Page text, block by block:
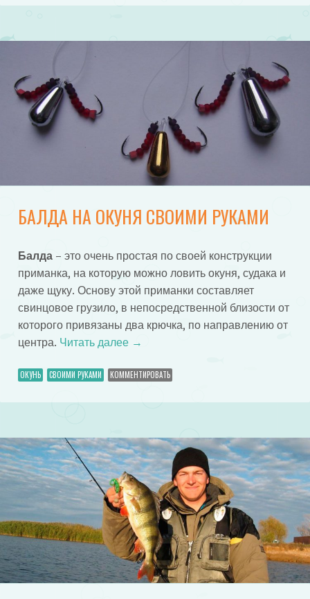
БАЛДА НА ОКУНЯ СВОИМИ РУКАМИ
Балда– это очень простая по своей конструкции
приманка, на которую можно ловить окуня, судака и
даже щуку. Основу этой приманки составляет
свинцовое грузило, в непосредственной близости от
которого привязаны два крючка, по направлению от
центра. Читать далее →
ОКУНЬ СВОИМИ РУКАМИ КОММЕНТИРОВАТЬ